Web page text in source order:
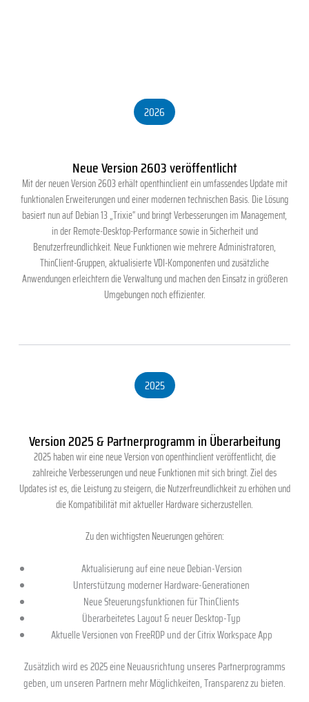
2026
Neue Version 2603 veröffentlicht
Mit der neuen Version 2603 erhält openthinclient ein umfassendes Update mit
funktionalen Erweiterungen und einer modernen technischen Basis. Die Lösung
basiert nun auf Debian 13 „Trixie“ und bringt Verbesserungen im Management,
in der Remote-Desktop-Performance sowie in Sicherheit und
Benutzerfreundlichkeit. Neue Funktionen wie mehrere Administratoren,
ThinClient-Gruppen, aktualisierte VDI-Komponenten und zusätzliche
Anwendungen erleichtern die Verwaltung und machen den Einsatz in größeren
Umgebungen noch effizienter.
2025
Version 2025 & Partnerprogramm in Überarbeitung
2025 haben wir eine neue Version von openthinclient veröffentlicht, die
zahlreiche Verbesserungen und neue Funktionen mit sich bringt. Ziel des
Updates ist es, die Leistung zu steigern, die Nutzerfreundlichkeit zu erhöhen und
die Kompatibilität mit aktueller Hardware sicherzustellen.
Zu den wichtigsten Neuerungen gehören:
Aktualisierung auf eine neue Debian-Version
Unterstützung moderner Hardware-Generationen
Neue Steuerungsfunktionen für ThinClients
Überarbeitetes Layout & neuer Desktop-Typ
Aktuelle Versionen von FreeRDP und der Citrix Workspace App
Zusätzlich wird es 2025 eine Neuausrichtung unseres Partnerprogramms
geben, um unseren Partnern mehr Möglichkeiten, Transparenz zu bieten.